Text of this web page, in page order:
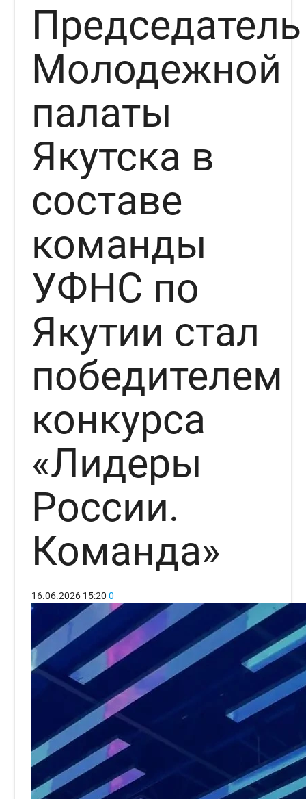
Председатель
Молодежной
палаты
Якутска в
составе
команды
УФНС по
Якутии стал
победителем
конкурса
«Лидеры
России.
Команда»
16.06.2026 15:20 0